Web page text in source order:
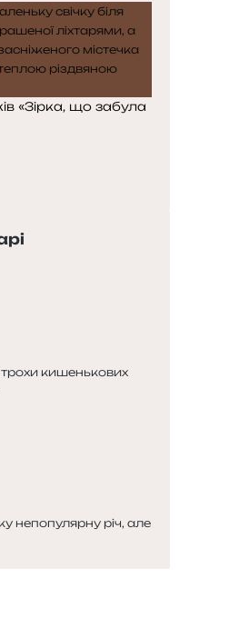
«Зірка, що забула
кишенькових
непопулярну річ, але